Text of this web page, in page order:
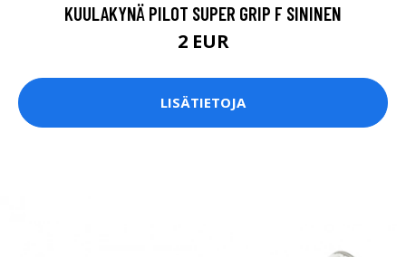
KUULAKYNÄ PILOT SUPER GRIP F SININEN
2 EUR
LISÄTIETOJA